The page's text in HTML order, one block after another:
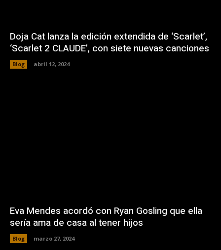
Doja Cat lanza la edición extendida de ‘Scarlet’,
‘Scarlet 2 CLAUDE’, con siete nuevas canciones
Blog abril 12, 2024
Eva Mendes acordó con Ryan Gosling que ella
sería ama de casa al tener hijos
Blog marzo 27, 2024